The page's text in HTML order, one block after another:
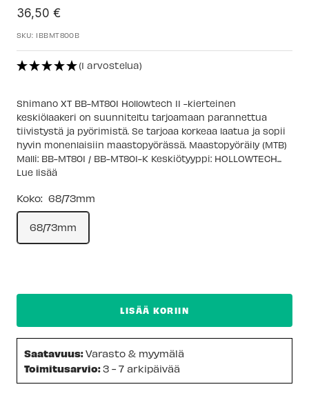
Alennushinta
36,50 €
SKU: IBBMT800B
(1 arvostelua)
Shimano XT BB-MT801 Hollowtech II -kierteinen
keskiölaakeri on suunniteltu tarjoamaan parannettua
tiivistystä ja pyörimistä. Se tarjoaa korkeaa laatua ja sopii
hyvin monenlaisiin maastopyörässä. Maastopyöräily (MTB)
Malli: BB-MT801 / BB-MT801-K Keskiötyyppi: HOLLOWTECH...
Lue lisää
Koko: 68/73mm
68/73mm
LISÄÄ KORIIN
Saatavuus:Varasto & myymälä
Toimitusarvio:3 - 7 arkipäivää